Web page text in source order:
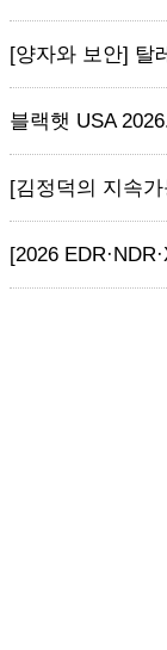
[양자와 보안] 탈
블랙햇 USA
[김정덕의 지속
[2026